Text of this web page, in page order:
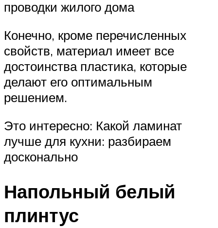
проводки жилого дома
Конечно, кроме перечисленных
свойств, материал имеет все
достоинства пластика, которые
делают его оптимальным
решением.
Это интересно: Какой ламинат
лучше для кухни: разбираем
досконально
Напольный белый
плинтус